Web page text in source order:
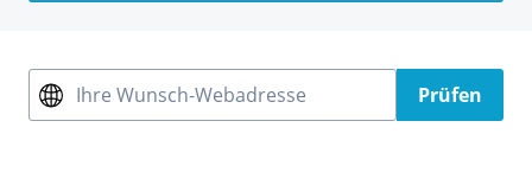
Ihre Wunsch-Webadresse Prüfen